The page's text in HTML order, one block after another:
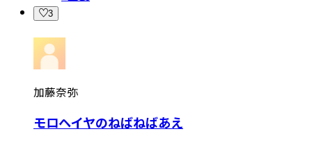
3
加藤奈弥
モロヘイヤのねばねばあえ